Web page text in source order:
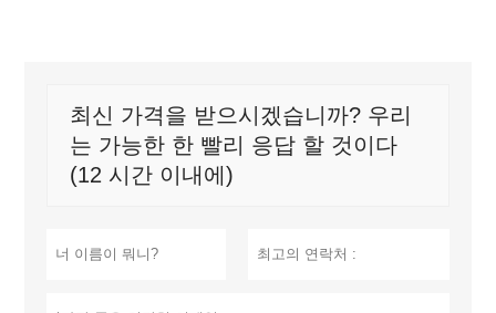
최신 가격을 받으시겠습니까? 우리
는 가능한 한 빨리 응답 할 것이다
(12 시간 이내에)